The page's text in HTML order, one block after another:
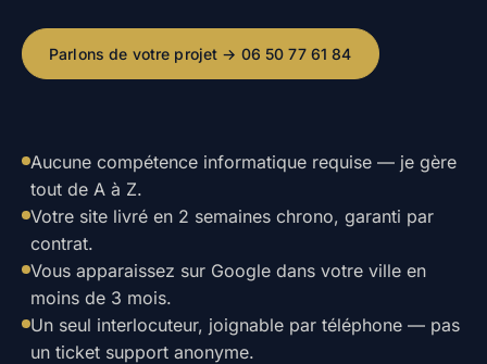
Parlons de votre projet → 06 50 77 61 84
Aucune compétence informatique requise — je gère
tout de A à Z.
Votre site livré en 2 semaines chrono, garanti par
contrat.
Vous apparaissez sur Google dans votre ville en
moins de 3 mois.
Un seul interlocuteur, joignable par téléphone — pas
un ticket support anonyme.